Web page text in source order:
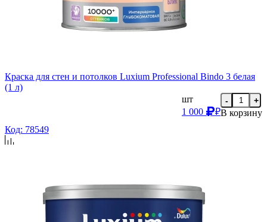
Краска для стен и потолков Luxium Professional Bindo 3 белая
(1 л)
шт
1 000
₽
- +
В корзину
Код: 78549